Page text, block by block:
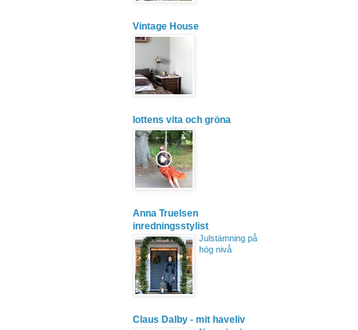
Vintage House
lottens vita och gröna
Anna Truelsen
inredningsstylist
Julstämning på
hög nivå
Claus Dalby - mit haveliv